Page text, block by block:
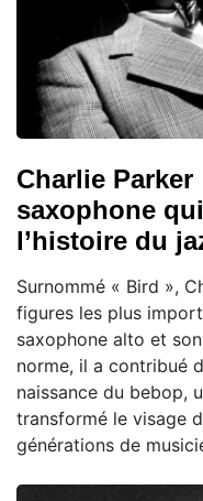
Charlie
saxophone
l’histoire du
Surnommé « Bird »,
figures les plus
saxophone alto et
norme, il a contribué
naissance du bebop,
transformé le visage
générations de